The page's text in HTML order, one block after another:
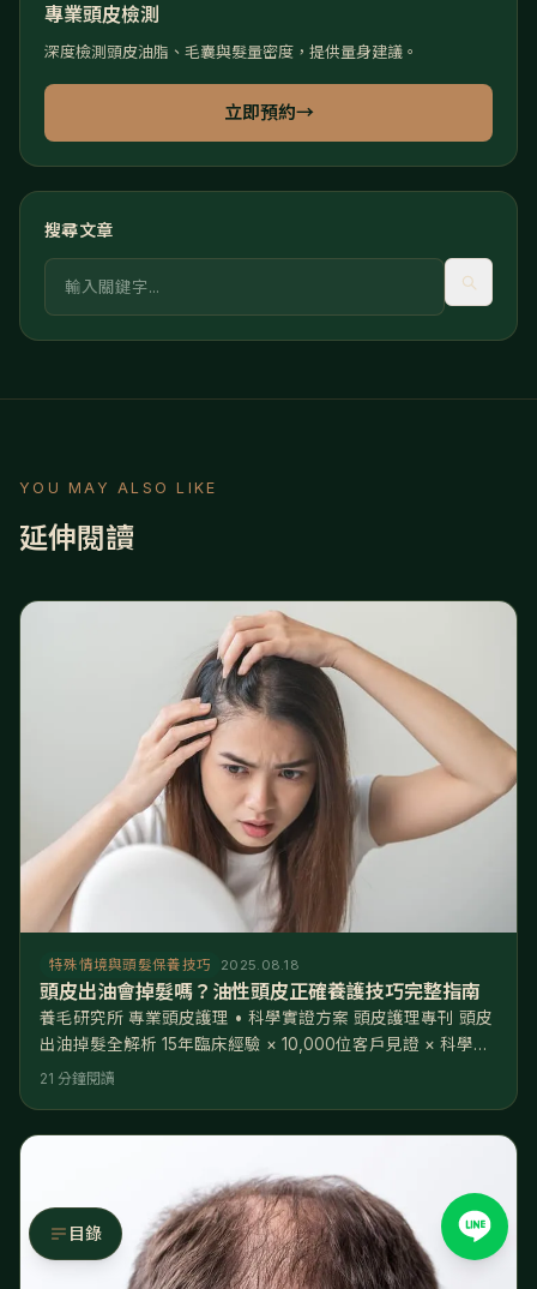
目錄
專業頭皮檢測
深度檢測頭皮油脂、毛囊與髮量密度，提供量身建議。
立即預約→
搜尋文章
關鍵字
YOU MAY ALSO LIKE
延伸閱讀
特殊情境與頭髮保養技巧 2025.08.18
頭皮出油會掉髮嗎？油性頭皮正確養護技巧完整指南
養毛研究所 專業頭皮護理 • 科學實證方案 頭皮護理專刊 頭皮
出油掉髮全解析 15年臨床經驗 × 10,000位客戶見證 × 科學實
證方案 您是否也有這樣的困擾？「每天早上精心洗頭，下午頭
床觀察，85%的重度出油患者確實伴隨掉髮
21 分鐘閱讀